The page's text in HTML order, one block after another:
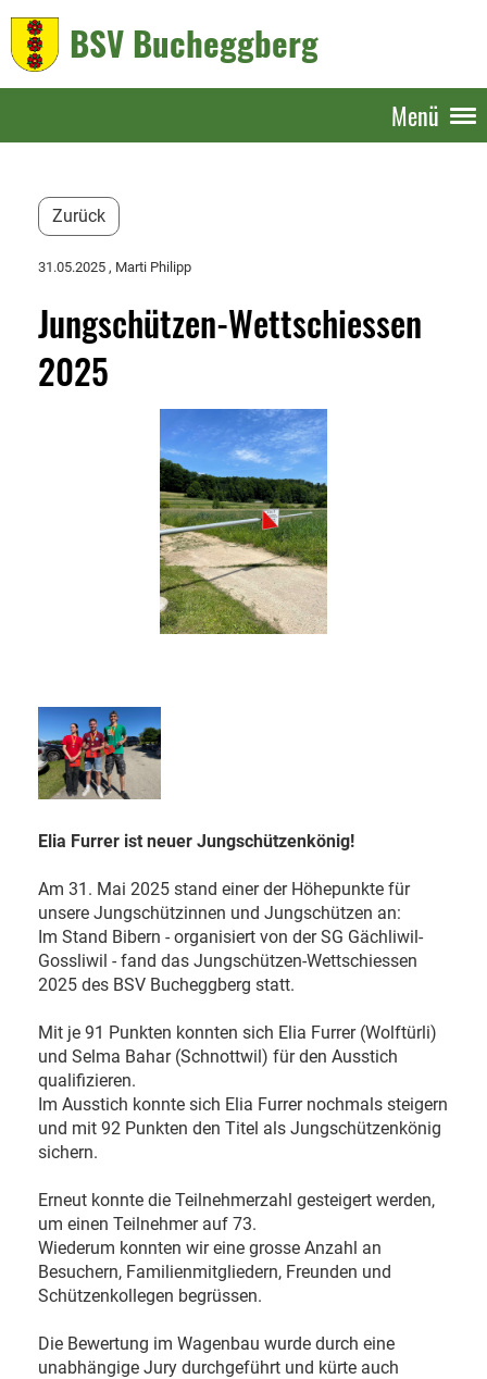
BSV Bucheggberg
Menü
Zurück
31.05.2025 , Marti Philipp
Jungschützen-Wettschiessen
2025
Elia Furrer ist neuer Jungschützenkönig!
Am 31. Mai 2025 stand einer der Höhepunkte für
unsere Jungschützinnen und Jungschützen an:
Im Stand Bibern - organisiert von der SG Gächliwil-
Gossliwil - fand das Jungschützen-Wettschiessen
2025 des BSV Bucheggberg statt.
Mit je 91 Punkten konnten sich Elia Furrer (Wolftürli)
und Selma Bahar (Schnottwil) für den Ausstich
qualifizieren.
Im Ausstich konnte sich Elia Furrer nochmals steigern
und mit 92 Punkten den Titel als Jungschützenkönig
sichern.
Erneut konnte die Teilnehmerzahl gesteigert werden,
um einen Teilnehmer auf 73.
Wiederum konnten wir eine grosse Anzahl an
Besuchern, Familienmitgliedern, Freunden und
Schützenkollegen begrüssen.
Die Bewertung im Wagenbau wurde durch eine
unabhängige Jury durchgeführt und kürte auch